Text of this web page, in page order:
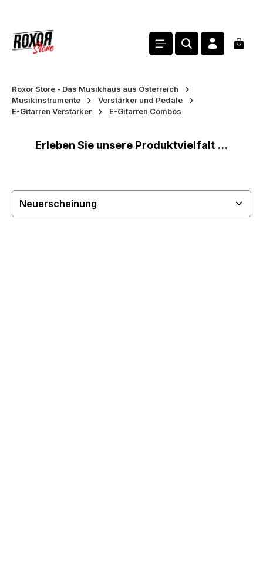
Roxor Store - Das Musikhaus aus Österreich
Musikinstrumente
Verstärker und Pedale
E-Gitarren Verstärker
E-Gitarren Combos
Erleben Sie unsere Produktvielfalt ...